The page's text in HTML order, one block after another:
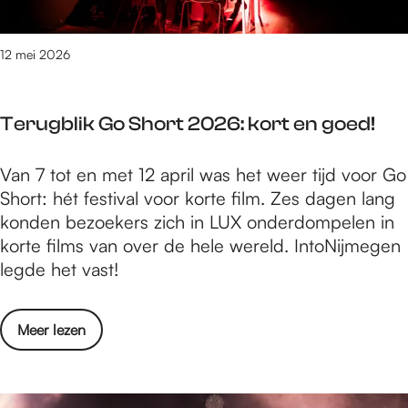
L
e
e
n
i
e
d
2
2
6
a
g
a
v
a
n
h
e
L
e
Terugblik Go Short 2026: kort en goed!
12 mei 2026
T
e
r
u
g
l
i
Van 7 tot en met 12 april was het weer tijd voor Go
Short: hét festival voor korte film. Zes dagen lang
konden bezoekers zich in LUX onderdompelen in
korte films van over de hele wereld. IntoNijmegen
legde het vast!
Meer lezen
o
v
r